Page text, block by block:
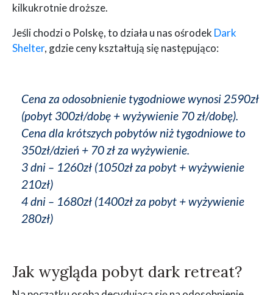
kilkukrotnie droższe.
Jeśli chodzi o Polskę, to działa u nas ośrodek Dark
Shelter, gdzie ceny kształtują się następująco:
Cena za odosobnienie tygodniowe wynosi 2590zł
(pobyt 300zł/dobę + wyżywienie 70 zł/dobę).
Cena dla krótszych pobytów niż tygodniowe to
350zł/dzień + 70 zł za wyżywienie.
3 dni – 1260zł (1050zł za pobyt + wyżywienie
210zł)
4 dni – 1680zł (1400zł za pobyt + wyżywienie
280zł)
Jak wygląda pobyt dark retreat?